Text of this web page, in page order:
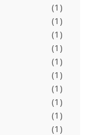
(1)
(1)
(1)
(1)
(1)
(1)
(1)
(1)
(1)
(1)